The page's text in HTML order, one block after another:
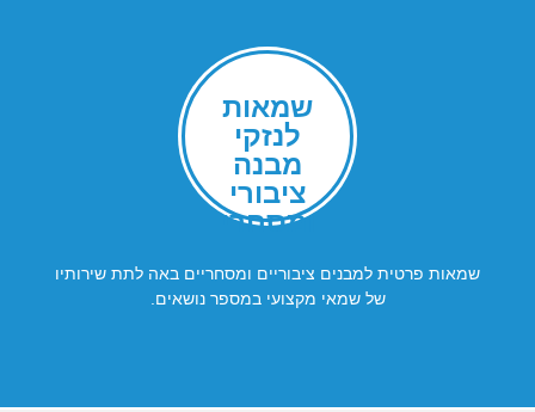
שמאות
לנזקי
מבנה
ציבורי
ומסחרי
שמאות פרטית למבנים ציבוריים ומסחריים באה לתת שירותיו
של שמאי מקצועי במספר נושאים.